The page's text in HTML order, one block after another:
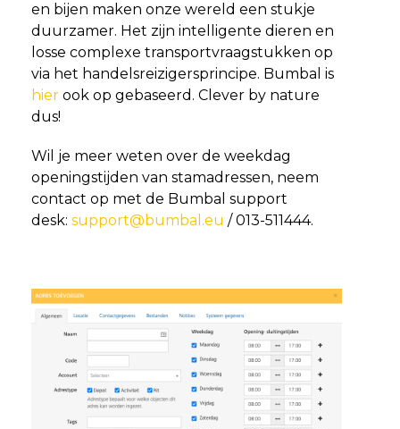
en bijen maken onze wereld een stukje
duurzamer. Het zijn intelligente dieren en
losse complexe transportvraagstukken op
via het handelsreizigersprincipe. Bumbal is
hier ook op gebaseerd. Clever by nature
dus!
Wil je meer weten over de weekdag
openingstijden van stamadressen, neem
contact op met de Bumbal support
desk: support@bumbal.eu / 013-511444.